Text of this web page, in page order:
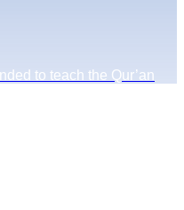
to teach the Qur’an